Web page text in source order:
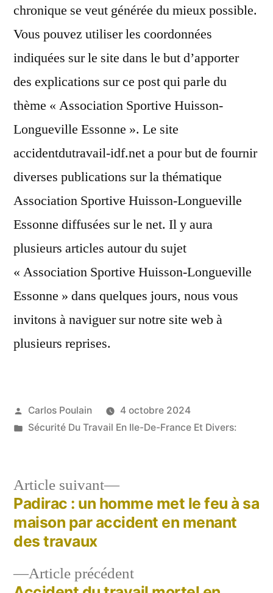
chronique se veut générée du mieux possible.
Vous pouvez utiliser les coordonnées
indiquées sur le site dans le but d’apporter
des explications sur ce post qui parle du
thème « Association Sportive Huisson-
Longueville Essonne ». Le site
accidentdutravail-idf.net a pour but de fournir
diverses publications sur la thématique
Association Sportive Huisson-Longueville
Essonne diffusées sur le net. Il y aura
plusieurs articles autour du sujet
« Association Sportive Huisson-Longueville
Essonne » dans quelques jours, nous vous
invitons à naviguer sur notre site web à
plusieurs reprises.
Publié
par
Carlos Poulain
4 octobre 2024
Publié
Sécurité Du Travail En Ile-De-France Et Divers:
Navigation
de
l’article
Article précédentArticle
Article suivant
Article
suivant :
Padirac : un homme met le feu à sa
maison par accident en menant
des travaux